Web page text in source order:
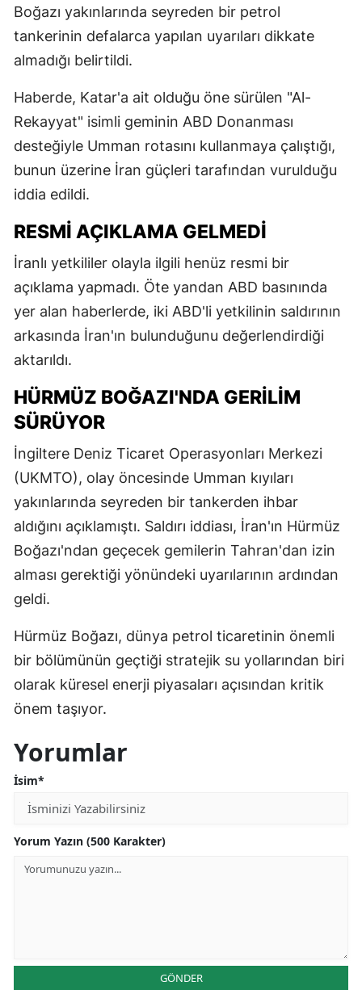
Boğazı yakınlarında seyreden bir petrol
tankerinin defalarca yapılan uyarıları dikkate
almadığı belirtildi.
Haberde, Katar'a ait olduğu öne sürülen "Al-
Rekayyat" isimli geminin ABD Donanması
desteğiyle Umman rotasını kullanmaya çalıştığı,
bunun üzerine İran güçleri tarafından vurulduğu
iddia edildi.
RESMİ AÇIKLAMA GELMEDİ
İranlı yetkililer olayla ilgili henüz resmi bir
açıklama yapmadı. Öte yandan ABD basınında
yer alan haberlerde, iki ABD'li yetkilinin saldırının
arkasında İran'ın bulunduğunu değerlendirdiği
aktarıldı.
HÜRMÜZ BOĞAZI'NDA GERİLİM
SÜRÜYOR
İngiltere Deniz Ticaret Operasyonları Merkezi
(UKMTO), olay öncesinde Umman kıyıları
yakınlarında seyreden bir tankerden ihbar
aldığını açıklamıştı. Saldırı iddiası, İran'ın Hürmüz
Boğazı'ndan geçecek gemilerin Tahran'dan izin
alması gerektiği yönündeki uyarılarının ardından
geldi.
Hürmüz Boğazı, dünya petrol ticaretinin önemli
bir bölümünün geçtiği stratejik su yollarından biri
olarak küresel enerji piyasaları açısından kritik
önem taşıyor.
Yorumlar
İsim*
Yorum Yazın (500 Karakter)
GÖNDER